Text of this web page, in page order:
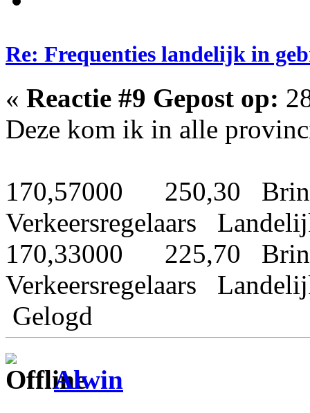
Re: Frequenties landelijk in
« Reactie #9 Gepost op:
Deze kom ik in alle
170,57000 250,30
Verkeersregelaars
170,33000 225,70
Verkeersregelaars
Gelogd
Alwin